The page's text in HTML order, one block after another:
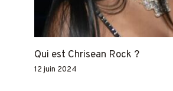
Qui est Chrisean Rock ?
12 juin 2024